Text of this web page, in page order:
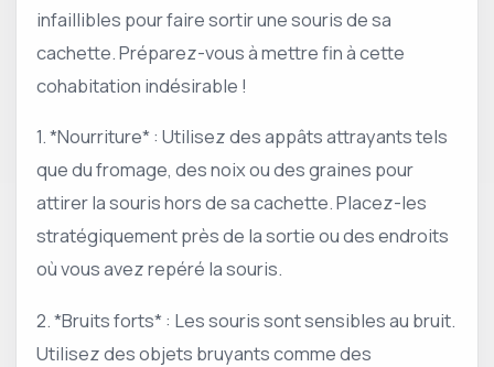
infaillibles pour faire sortir une souris de sa
cachette. Préparez-vous à mettre fin à cette
cohabitation indésirable !
1. *Nourriture* : Utilisez des appâts attrayants tels
que du fromage, des noix ou des graines pour
attirer la souris hors de sa cachette. Placez-les
stratégiquement près de la sortie ou des endroits
où vous avez repéré la souris.
2. *Bruits forts* : Les souris sont sensibles au bruit.
Utilisez des objets bruyants comme des